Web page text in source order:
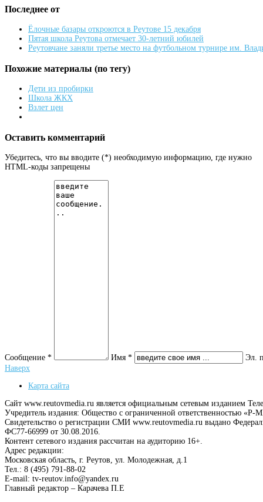
Последнее от
Ёлочные базары откроются в Реутове 15 декабря
Пятая школа Реутова отмечает 30-летний юбилей
Реутовчане заняли третье место на футбольном турнире им.
Похожие материалы (по тегу)
Дети из пробирки
Школа ЖКХ
Взлет цен
Оставить комментарий
Убедитесь, что вы вводите (*) необходимую информацию, где нужно
HTML-коды запрещены
Сообщение * Имя *
Эл.
Наверх
Карта сайта
Сайт www.reutovmedia.ru является официальным сетевым изданием
Учредитель издания: Общество с ограниченной ответственностью
Свидетельство о регистрации СМИ www.reutovmedia.ru выдано
ФС77-66999 от 30.08.2016.
Контент сетевого издания рассчитан на аудиторию 16+.
Адрес редакции:
Московская область, г. Реутов, ул. Молодежная, д.1
Тел.: 8 (495) 791-88-02
E-mail: tv-reutov.info@yandex.ru
Главный редактор – Карачева П.Е